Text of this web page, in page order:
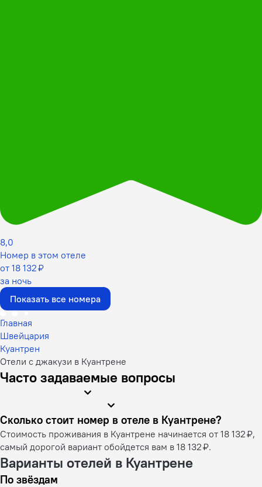
8,0
Номер в этом отеле
от 18 132 ₽
за ночь
Показать все номера
Главная
Швейцария
Куантрен
Отели с джакузи в Куантрене
Часто задаваемые вопросы
Сколько стоит номер в отеле в Куантрене?
Стоимость проживания в Куантрене начинается от 18 132 ₽,
самый дорогой вариант обойдется вам в 18 132 ₽.
Варианты отелей в Куантрене
По звёздам